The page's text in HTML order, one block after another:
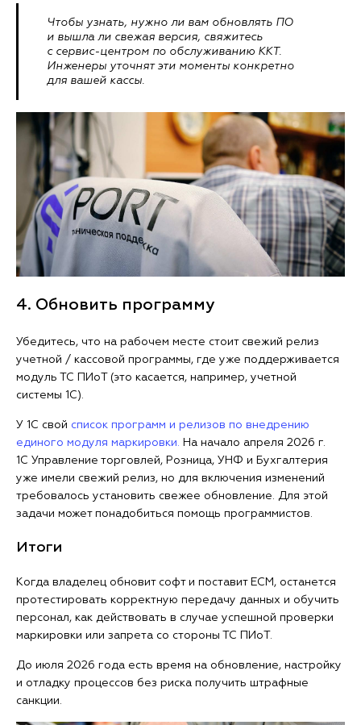
Чтобы узнать, нужно ли вам обновлять ПО
и вышла ли свежая версия, свяжитесь
с сервис-центром по обслуживанию ККТ.
Инженеры уточнят эти моменты конкретно
для вашей кассы.
4. Обновить программу
Убедитесь, что на рабочем месте стоит свежий релиз
учетной / кассовой программы, где уже поддерживается
модуль ТС ПИоТ (это касается, например, учетной
системы 1С).
У 1С свой список программ и релизов по внедрению
единого модуля маркировки. На начало апреля 2026 г.
1С Управление торговлей, Розница, УНФ и Бухгалтерия
уже имели свежий релиз, но для включения изменений
требовалось установить свежее обновление. Для этой
задачи может понадобиться помощь программистов.
Итоги
Когда владелец обновит софт и поставит ЕСМ, останется
протестировать корректную передачу данных и обучить
персонал, как действовать в случае успешной проверки
маркировки или запрета со стороны ТС ПИоТ.
До июля 2026 года есть время на обновление, настройку
и отладку процессов без риска получить штрафные
санкции.